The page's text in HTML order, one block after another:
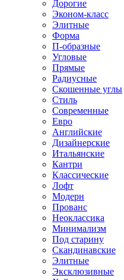
Дорогие
Эконом-класс
Элитные
Форма
П-образные
Угловые
Прямые
Радиусные
Скошенные углы
Стиль
Современные
Евро
Английские
Дизайнерские
Итальянские
Кантри
Классические
Лофт
Модерн
Прованс
Неоклассика
Минимализм
Под старину
Скандинавские
Элитные
Эксклюзивные